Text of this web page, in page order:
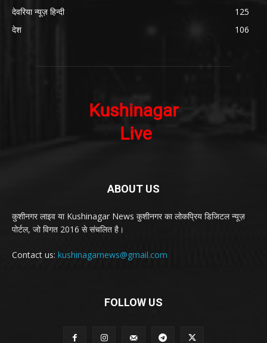
देवरिया न्यूज़ हिन्दी
125
देश
106
ABOUT US
कुशीनगर लाइव या Kushinagar News कुशीनगर का लोकप्रिय डिजिटल न्यूज़
पोर्टल, जो विगत 2016 से संचलित है।
Contact us: kushinagarnews@gmail.com
FOLLOW US